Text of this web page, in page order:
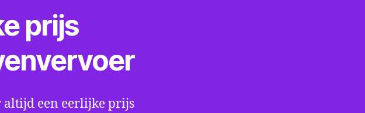
prijs
altijd een eerlijke prijs